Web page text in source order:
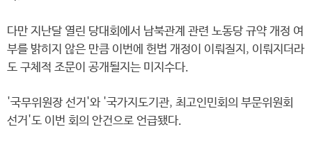
다만 지난달 열린 당대회에서 남북관계 관련 노동당 규약 개정 여
부를 밝히지 않은 만큼 이번에 헌법 개정이 이뤄질지, 이뤄지더라
도 구체적 조문이 공개될지는 미지수다.
'국무위원장 선거'와 '국가지도기관, 최고인민회의 부문위원회
선거'도 이번 회의 안건으로 언급됐다.